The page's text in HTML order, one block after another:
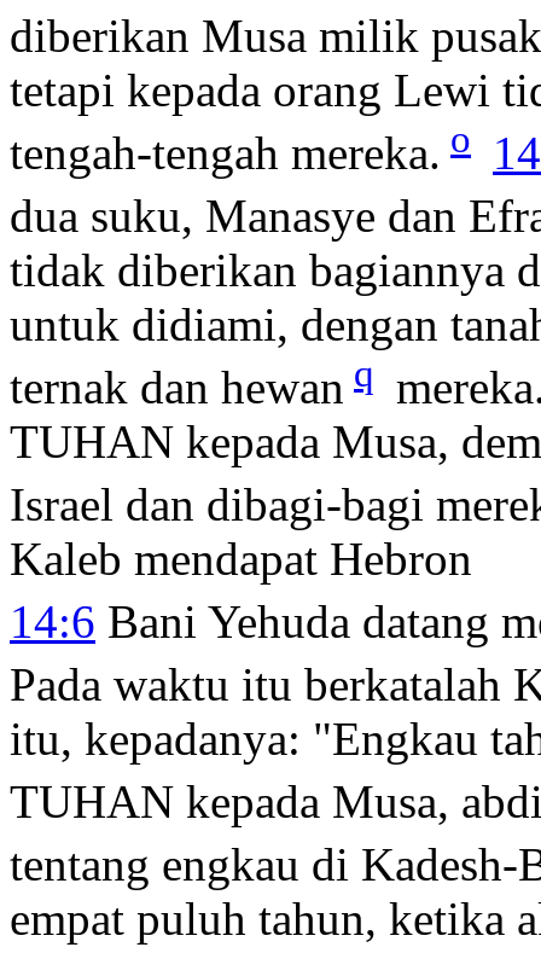
diberikan Musa milik
tetapi kepada orang Lewi
tengah-tengah mereka. o
dua suku, Manasye dan
tidak diberikan bagiannya
untuk didiami, dengan
ternak dan hewan q
TUHAN kepada Musa,
Israel dan dibagi-bagi
Kaleb mendapat Hebron
14:6 Bani Yehuda datang
Pada waktu itu berkatalah
itu, kepadanya: "Engkau
TUHAN kepada Musa,
tentang engkau di Kadesh-
empat puluh tahun, ketika